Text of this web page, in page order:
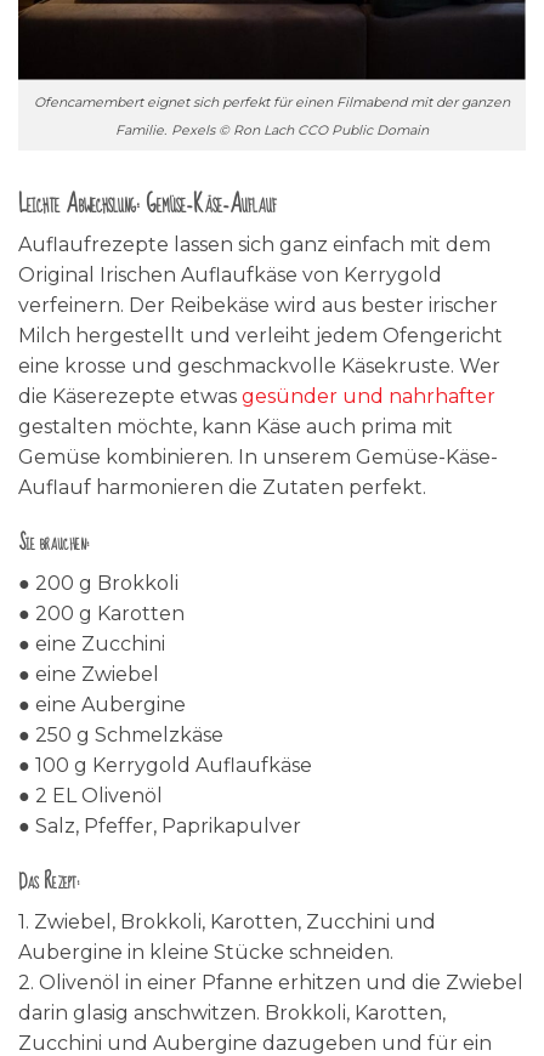
Ofencamembert eignet sich perfekt für einen Filmabend mit der ganzen
Familie. Pexels © Ron Lach CCO Public Domain
Leichte Abwechslung: Gemüse-Käse-Auflauf
Auflaufrezepte lassen sich ganz einfach mit dem
Original Irischen Auflaufkäse von Kerrygold
verfeinern. Der Reibekäse wird aus bester irischer
Milch hergestellt und verleiht jedem Ofengericht
eine krosse und geschmackvolle Käsekruste. Wer
die Käserezepte etwas gesünder und nahrhafter
gestalten möchte, kann Käse auch prima mit
Gemüse kombinieren. In unserem Gemüse-Käse-
Auflauf harmonieren die Zutaten perfekt.
Sie brauchen:
● 200 g Brokkoli
● 200 g Karotten
● eine Zucchini
● eine Zwiebel
● eine Aubergine
● 250 g Schmelzkäse
● 100 g Kerrygold Auflaufkäse
● 2 EL Olivenöl
● Salz, Pfeffer, Paprikapulver
Das Rezept:
1. Zwiebel, Brokkoli, Karotten, Zucchini und
Aubergine in kleine Stücke schneiden.
2. Olivenöl in einer Pfanne erhitzen und die Zwiebel
darin glasig anschwitzen. Brokkoli, Karotten,
Zucchini und Aubergine dazugeben und für ein